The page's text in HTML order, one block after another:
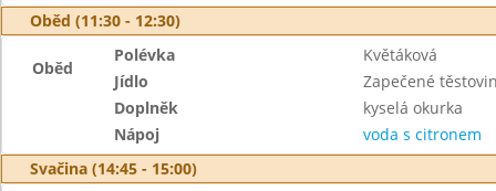
Oběd (11:30 - 12:30)
Oběd
Polévka
Květáková
Jídlo
Zapečené
Doplněk
kyselá okurka
Nápoj
voda s citronem
Svačina (14:45 - 15:00)